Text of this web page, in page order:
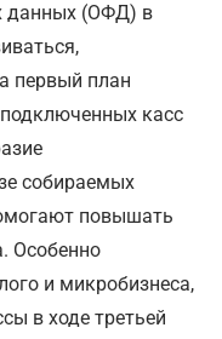
данных (ОФД) в
первый план
касс
собираемых
повышать
Особенно
и микробизнеса,
в ходе третьей